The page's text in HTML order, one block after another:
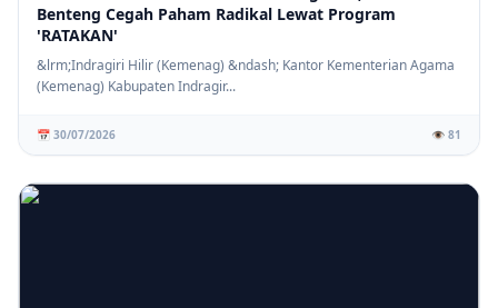
Benteng Cegah Paham Radikal Lewat Program
'RATAKAN'
&lrm;Indragiri Hilir (Kemenag) &ndash; Kantor Kementerian Agama
(Kemenag) Kabupaten Indragir...
📅 30/07/2026 👁️ 81